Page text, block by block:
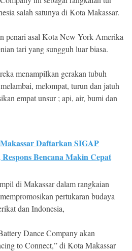
salah satunya di Kota Makassar.
penari asal Kota New York Amerika
tari yang sungguh luar biasa.
menampilkan gerakan tubuh
melompat, turun dan jatuh
empat unsur ; api, air, bumi dan
Daftarkan SIGAP
Bencana Makin Cepat
di Makassar dalam rangkaian
pertukaran budaya
dan Indonesia,
Dance Company akan
to Connect,” di Kota Makassar